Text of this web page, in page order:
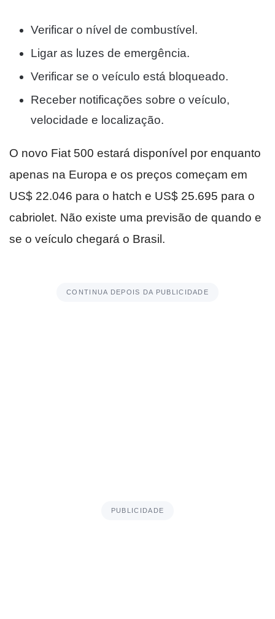
Verificar o nível de combustível.
Ligar as luzes de emergência.
Verificar se o veículo está bloqueado.
Receber notificações sobre o veículo,
velocidade e localização.
O novo Fiat 500 estará disponível por enquanto
apenas na Europa e os preços começam em
US$ 22.046 para o hatch e US$ 25.695 para o
cabriolet. Não existe uma previsão de quando e
se o veículo chegará o Brasil.
CONTINUA DEPOIS DA PUBLICIDADE
PUBLICIDADE